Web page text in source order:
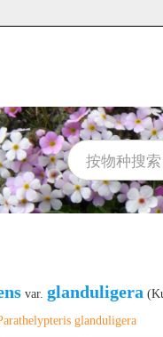
var. glanduligera
glanduligera